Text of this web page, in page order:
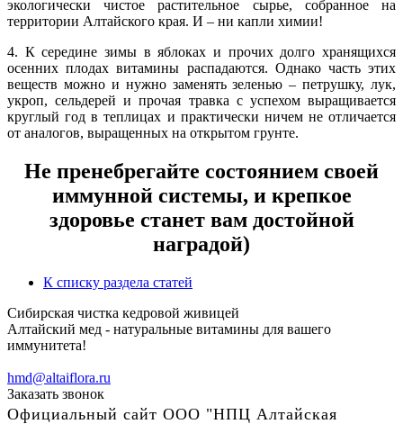
экологически чистое растительное сырье, собранное на
территории Алтайского края. И – ни капли химии!
4. К середине зимы в яблоках и прочих долго хранящихся
осенних плодах витамины распадаются. Однако часть этих
веществ можно и нужно заменять зеленью – петрушку, лук,
укроп, сельдерей и прочая травка с успехом выращивается
круглый год в теплицах и практически ничем не отличается
от аналогов, выращенных на открытом грунте.
Не пренебрегайте состоянием своей
иммунной системы, и крепкое
здоровье станет вам достойной
наградой)
К списку раздела статей
Сибирская чистка кедровой живицей
Алтайский мед - натуральные витамины для вашего
иммунитета!
hmd@altaiflora.ru
Заказать звонок
Официальный сайт ООО "НПЦ Алтайская